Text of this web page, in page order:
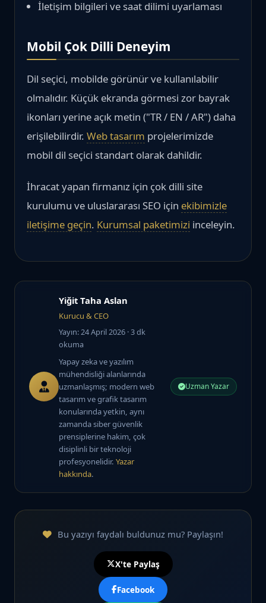
İletişim bilgileri ve saat dilimi uyarlaması
Mobil Çok Dilli Deneyim
Dil seçici, mobilde görünür ve kullanılabilir
olmalıdır. Küçük ekranda görmesi zor bayrak
ikonları yerine açık metin ("TR / EN / AR") daha
erişilebilirdir. Web tasarım projelerimizde
mobil dil seçici standart olarak dahildir.
İhracat yapan firmanız için çok dilli site
kurulumu ve uluslararası SEO için ekibimizle
iletişime geçin. Kurumsal paketimizi inceleyin.
Yiğit Taha Aslan
Kurucu & CEO
Yayın: 24 April 2026 · 3 dk
okuma
Yapay zeka ve yazılım
mühendisliği alanlarında
uzmanlaşmış; modern web
tasarım ve grafik tasarım
konularında yetkin, aynı
zamanda siber güvenlik
prensiplerine hakim, çok
disiplinli bir teknoloji
profesyonelidir. Yazar
hakkında.
Uzman Yazar
Bu yazıyı faydalı buldunuz mu? Paylaşın!
X'te Paylaş
Facebook